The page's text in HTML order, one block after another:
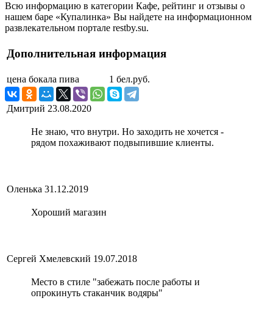
Всю информацию в категории Кафе, рейтинг и отзывы о
нашем баре «Купалинка» Вы найдете на информационном
развлекательном портале restby.su.
Дополнительная информация
цена бокала пива 1 бел.руб.
Дмитрий 23.08.2020
Не знаю, что внутри. Но заходить не хочется -
рядом похаживают подвыпившие клиенты.
Оленька 31.12.2019
Хороший магазин
Сергей Хмелевский 19.07.2018
Место в стиле "забежать после работы и
опрокинуть стаканчик водяры"